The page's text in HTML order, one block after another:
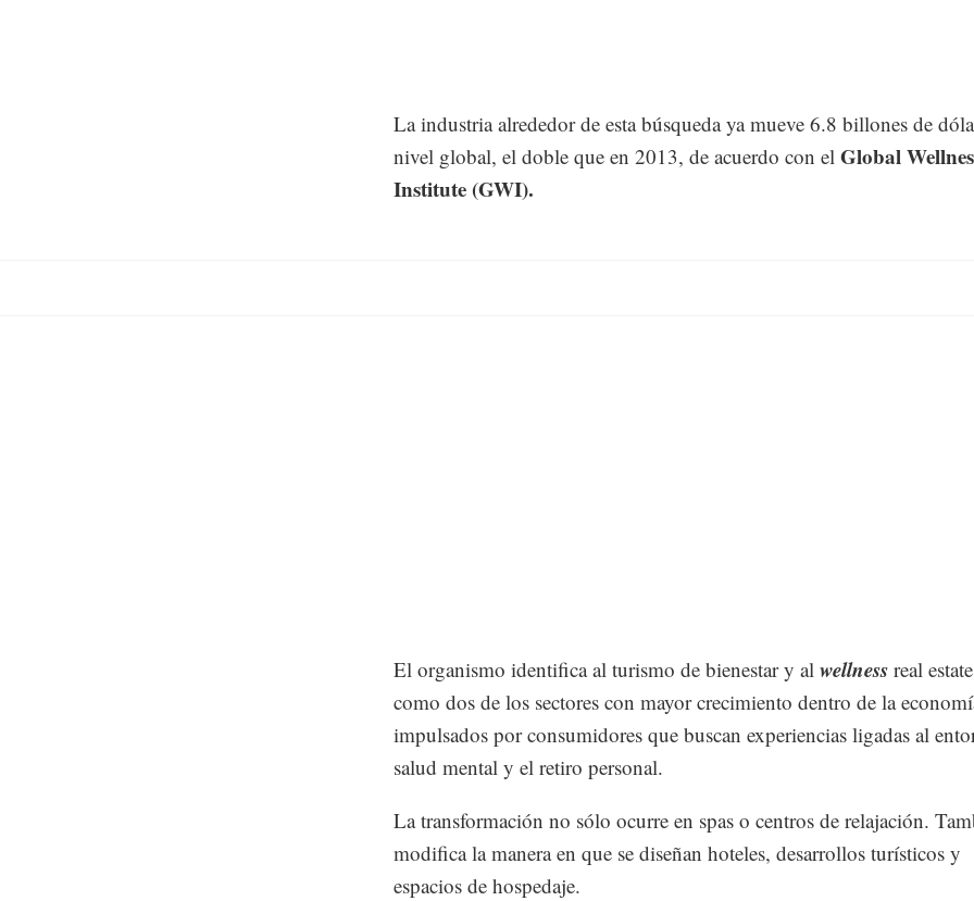
La industria alrededor de esta búsqueda ya mueve 6.8 billones de
nivel global, el doble que en 2013, de acuerdo con el Global
Institute (GWI).
El organismo identifica al turismo de bienestar y al wellness real estate
como dos de los sectores con mayor crecimiento dentro de la
impulsados por consumidores que buscan experiencias ligadas al
salud mental y el retiro personal.
La transformación no sólo ocurre en spas o centros de relajación.
modifica la manera en que se diseñan hoteles, desarrollos turísticos y
espacios de hospedaje.